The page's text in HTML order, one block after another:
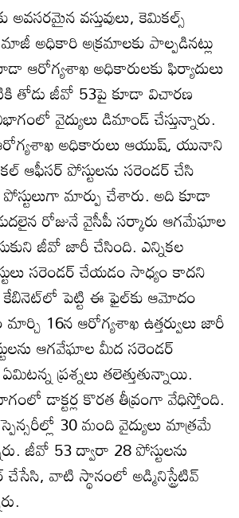
వస్తువులు, కెమికల్స్‌
అధికారి అక్రమాలకు పాల్పడినట్లు
ఆరోగ్యశాఖ అధికారులకు ఫిర్యాదులు
తోడు జీవో 53పై కూడా విచారణ
వైద్యులు డిమాండ్‌ చేస్తున్నారు.
అధికారులు ఆయుష్‌, యునాని
ఆఫీసర్‌ పోస్టులను సరెండర్‌ చేసి
పోస్టులుగా మార్పు చేశారు. అది కూడా
రోజునే వైసీపీ సర్కారు ఆగమేఘాల
జీవో జారీ చేసింది. ఎన్నికల
సరెండర్‌ చేయడం సాధ్యం కాదని
పెట్టి ఈ ఫైల్‌కు ఆమోదం
16న ఆరోగ్యశాఖ ఉత్తర్వులు జారీ
ఆగవేఘాల మీద సరెండర్‌
ప్రశ్నలు తలెత్తుతున్నాయి.
డాక్టర్ల కొరత తీవ్రంగా వేధిస్తోంది.
30 మంది వైద్యులు మాత్రమే
జీవో 53 ద్వారా 28 పోస్టులను
చేసేసి, వాటి స్థానంలో అడ్మినిస్ట్రేటివ్‌